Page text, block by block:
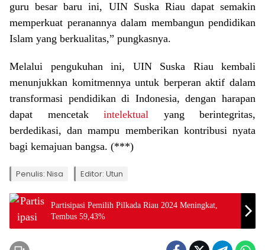
guru besar baru ini, UIN Suska Riau dapat semakin
memperkuat peranannya dalam membangun pendidikan
Islam yang berkualitas,” pungkasnya.
Melalui pengukuhan ini, UIN Suska Riau kembali
menunjukkan komitmennya untuk berperan aktif dalam
transformasi pendidikan di Indonesia, dengan harapan
dapat mencetak intelektual yang berintegritas,
berdedikasi, dan mampu memberikan kontribusi nyata
bagi kemajuan bangsa. (***)
Penulis: Nisa Editor: Utun
Partisipasi Pemilih Pilkada Riau 2024 Meningkat,
Tembus 59,43%